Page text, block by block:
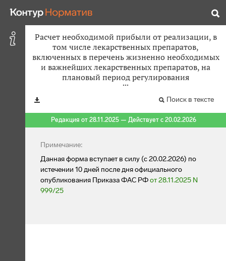
Расчет необходимой прибыли от реализации, в
том числе лекарственных препаратов,
включенных в перечень жизненно необходимых
и важнейших лекарственных препаратов, на
плановый период регулирования
Поиск в тексте
Редакция от 28.11.2025 — Действует с 20.02.2026
Примечание:
Данная форма вступает в силу (с 20.02.2026) по
истечении 10 дней после дня официального
опубликования Приказа ФАС РФот 28.11.2025 N
999/25